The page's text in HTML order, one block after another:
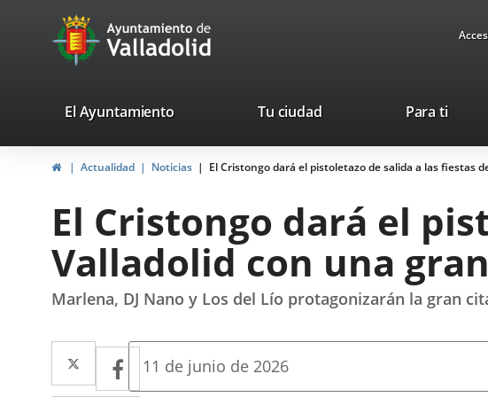
Portal
Web
Ayuntamiento
de
valladolid.es
El Ayuntamiento Tu ciudad Para ti
InicioActualidad Noticias El Cristongo dará el pistoletazo de salida a las fiestas
El Cristongo dará el
Valladolid con una
Marlena, DJ Nano y Los del Lío protagonizarán la gran
Twitter
Enlace
a
Facebook
Enlace
Fecha
11 de junio de 2026